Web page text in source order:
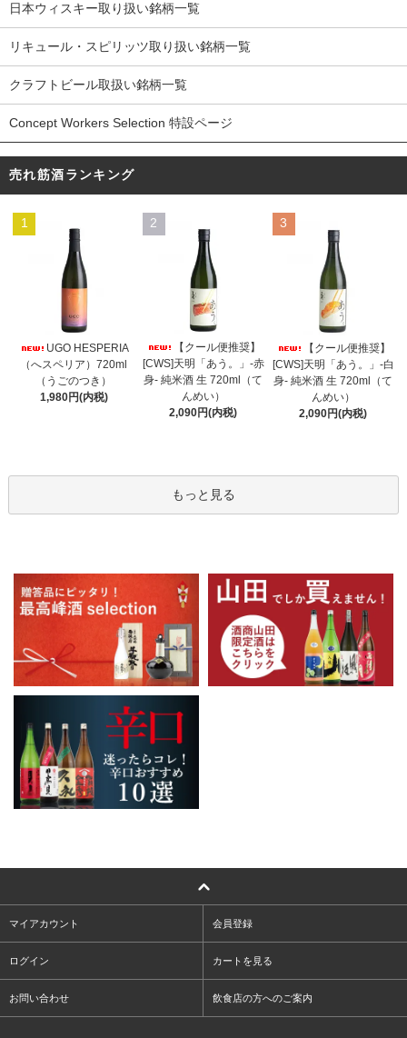
日本ウィスキー取り扱い銘柄一覧
リキュール・スピリッツ取り扱い銘柄一覧
クラフトビール取扱い銘柄一覧
Concept Workers Selection 特設ページ
売れ筋酒ランキング
1
UGO HESPERIA
（へスペリア）720ml
（うごのつき）
1,980円(内税)
2
【クール便推奨】
[CWS]天明「あう。」-赤
身- 純米酒 生 720ml（て
んめい）
2,090円(内税)
3
【クール便推奨】
[CWS]天明「あう。」-白
身- 純米酒 生 720ml（て
んめい）
2,090円(内税)
もっと見る
マイアカウント 会員登録
ログイン カートを見る
お問い合わせ 飲食店の方へのご案内